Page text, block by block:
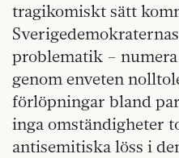
tragikomiskt sätt
problematik –
genom enveten
förlöpningar bland
inga omständigheter
antisemitiska löss i